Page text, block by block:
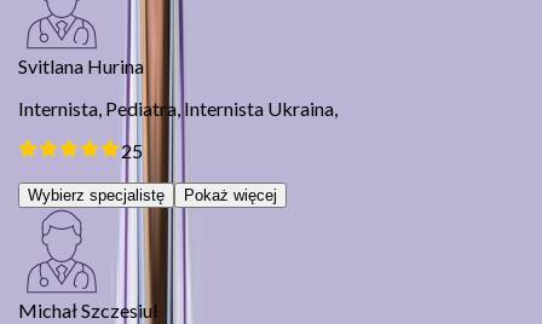
Svitlana Hurina
Internista, Pediatra, Internista Ukraina,
25
Wybierz specjalistę Pokaż więcej
Michał Szczesiul